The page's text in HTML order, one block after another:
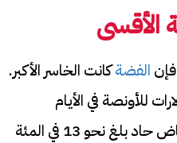
الأقسى
الفضةكانت الخاسر الأكبر.
تجاوز سعرها 110 دولارات للأونصة في الأيام
الماضية، تعرضت الفضة لانخفاض حاد بلغ نحو 13 في المئة